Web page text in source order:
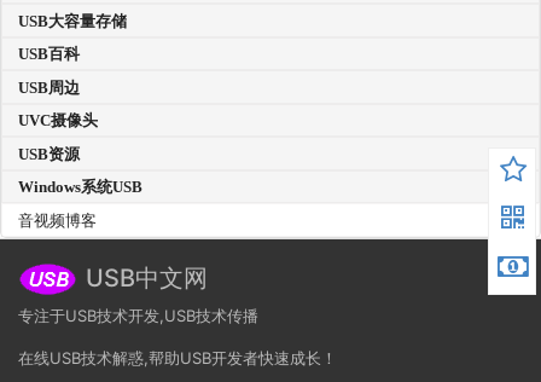
USB大容量存储
USB百科
USB周边
UVC摄像头
USB资源
Windows系统USB
音视频博客
USB中文网
专注于USB技术开发,USB技术传播
在线USB技术解惑,帮助USB开发者快速成长！